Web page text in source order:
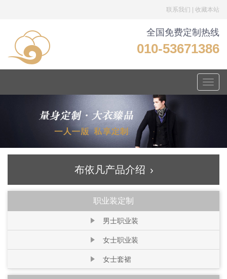
联系我们 收藏本站
全国免费定制热线
010-53671386
Toggle
布依凡产品介绍
职业装定制
男士职业装
女士职业装
女士套裙